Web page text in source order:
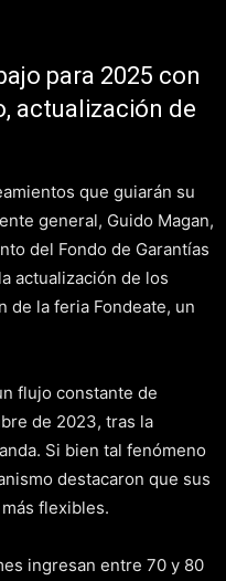
para 2025 con
actualización de
que guiarán su
general, Guido Magan,
del Fondo de Garantías
actualización de los
de la feria Fondeate, un
flujo constante de
de 2023, tras la
Si bien tal fenómeno
destacaron que sus
flexibles.
ingresan entre 70 y 80